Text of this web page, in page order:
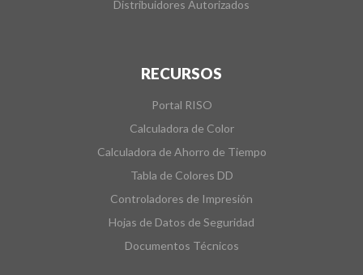
Distribuidores Autorizados
RECURSOS
Portal RISO
Calculadora de Color
Calculadora de Ahorro de Tiempo
Tabla de Colores DD
Controladores de Impresión
Hojas de Datos de Seguridad
Documentos Técnicos